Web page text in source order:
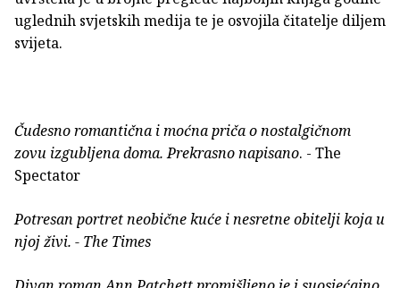
uglednih svjetskih medija te je osvojila čitatelje diljem
svijeta.
Čudesno romantična i moćna priča o nostalgičnom
zovu izgubljena doma. Prekrasno napisano. - The
Spectator
Potresan portret neobične kuće i nesretne obitelji koja u
njoj živi. - The Times